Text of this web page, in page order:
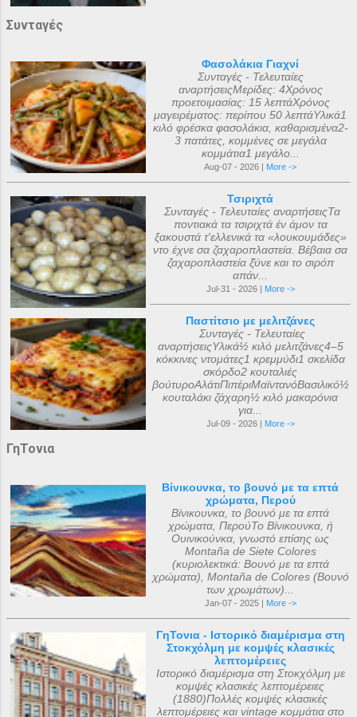
Συνταγές
Φασολάκια Γιαχνί
Συνταγές - Τελευταίες
αναρτήσειςΜερίδες: 4Χρόνος
προετοιμασίας: 15 λεπτάΧρόνος
μαγειρέματος: περίπου 50 λεπτάΥλικά1
κιλό φρέσκα φασολάκια, καθαρισμένα2-
3 πατάτες, κομμένες σε μεγάλα
κομμάτια1 μεγάλο...
Aug-07 - 2026 | More ->
Τσιριχτά
Συνταγές - Τελευταίες αναρτήσειςΤα
ποντιακά τα τσιριχτά έν άμον τα
ξακουστά τ'ελλενικά τα «λουκουμάδες»
ντο έχνε σα ζαχαροπλαστεία. Βέβαια σα
ζαχαροπλαστεία ξ̌ύνε και το σιρόπ
απάν...
Jul-31 - 2026 | More ->
Παστίτσιο με μελιτζάνες
Συνταγές - Τελευταίες
αναρτήσειςΥλικά½ κιλό μελιτζάνες4–5
κόκκινες ντομάτες1 κρεμμύδι1 σκελίδα
σκόρδο2 κουταλιές
βούτυροΑλάτιΠιπέριΜαϊντανόΒασιλικό½
κουταλάκι ζάχαρη½ κιλό μακαρόνια
για...
Jul-09 - 2026 | More ->
ΓηΤονια
Βίνικουνκα, το βουνό με τα επτά
χρώματα, Περού
Βίνικουνκα, το βουνό με τα επτά
χρώματα, ΠερούΤο Βίνικουνκα, ή
Ουινικούνκα, γνωστό επίσης ως
Montaña de Siete Colores
(κυριολεκτικά: Βουνό με τα επτά
χρώματα), Montaña de Colores (Βουνό
των χρωμάτων)...
Jan-07 - 2025 | More ->
ΓηΤονια - Ιστορικό διαμέρισμα στη
Στοκχόλμη με κομψές κλασικές
λεπτομέρειες
Ιστορικό διαμέρισμα στη Στοκχόλμη με
κομψές κλασικές λεπτομέρειες
(1880)Πολλές κομψές κλασικές
λεπτομέρειες και vintage κομμάτια στο